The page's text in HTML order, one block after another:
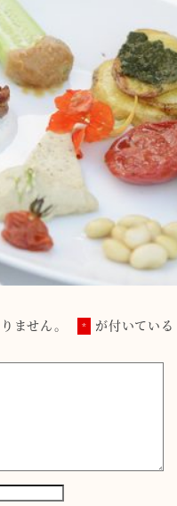
ません。 *
が付いている